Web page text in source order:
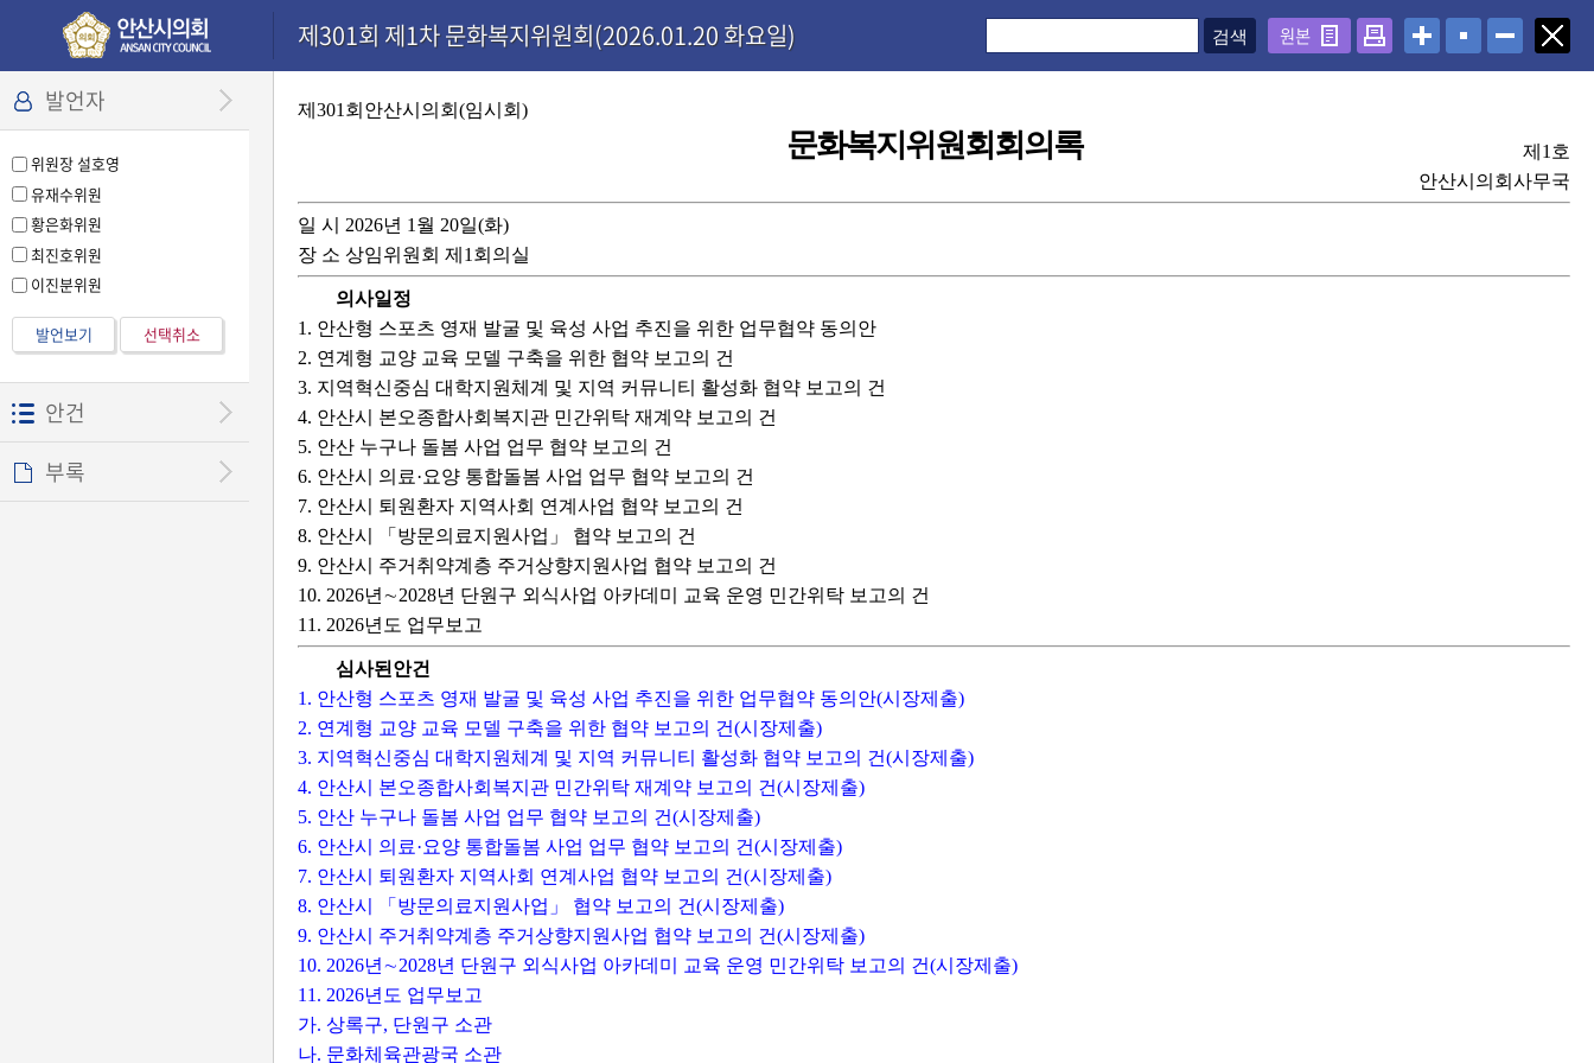
본문으로 바로가기
기능메뉴 메뉴 바로가기
설정메뉴 메뉴 바로가기
제301회 제1차 문화복지위원회(2026.01.20 화요일) 원본
발언자
위원장 설호영
유재수위원
황은화위원
최진호위원
이진분위원
발언보기 선택취소
안건
부록
제301회안산시의회(임시회)
문화복지위원회회의록
제1호
안산시의회사무국
일 시 2026년 1월 20일(화)
장 소 상임위원회 제1회의실
의사일정
1. 안산형 스포츠 영재 발굴 및 육성 사업 추진을 위한 업무협약 동의안
2. 연계형 교양 교육 모델 구축을 위한 협약 보고의 건
3. 지역혁신중심 대학지원체계 및 지역 커뮤니티 활성화 협약 보고의 건
4. 안산시 본오종합사회복지관 민간위탁 재계약 보고의 건
5. 안산 누구나 돌봄 사업 업무 협약 보고의 건
6. 안산시 의료·요양 통합돌봄 사업 업무 협약 보고의 건
7. 안산시 퇴원환자 지역사회 연계사업 협약 보고의 건
8. 안산시 「방문의료지원사업」 협약 보고의 건
9. 안산시 주거취약계층 주거상향지원사업 협약 보고의 건
10. 2026년∼2028년 단원구 외식사업 아카데미 교육 운영 민간위탁 보고의 건
11. 2026년도 업무보고
심사된안건
1. 안산형 스포츠 영재 발굴 및 육성 사업 추진을 위한 업무협약 동의안(시장제출)
2. 연계형 교양 교육 모델 구축을 위한 협약 보고의 건(시장제출)
3. 지역혁신중심 대학지원체계 및 지역 커뮤니티 활성화 협약 보고의 건(시장제출)
4. 안산시 본오종합사회복지관 민간위탁 재계약 보고의 건(시장제출)
5. 안산 누구나 돌봄 사업 업무 협약 보고의 건(시장제출)
6. 안산시 의료·요양 통합돌봄 사업 업무 협약 보고의 건(시장제출)
7. 안산시 퇴원환자 지역사회 연계사업 협약 보고의 건(시장제출)
8. 안산시 「방문의료지원사업」 협약 보고의 건(시장제출)
9. 안산시 주거취약계층 주거상향지원사업 협약 보고의 건(시장제출)
10. 2026년∼2028년 단원구 외식사업 아카데미 교육 운영 민간위탁 보고의 건(시장제출)
11. 2026년도 업무보고
가. 상록구, 단원구 소관
나. 문화체육관광국 소관